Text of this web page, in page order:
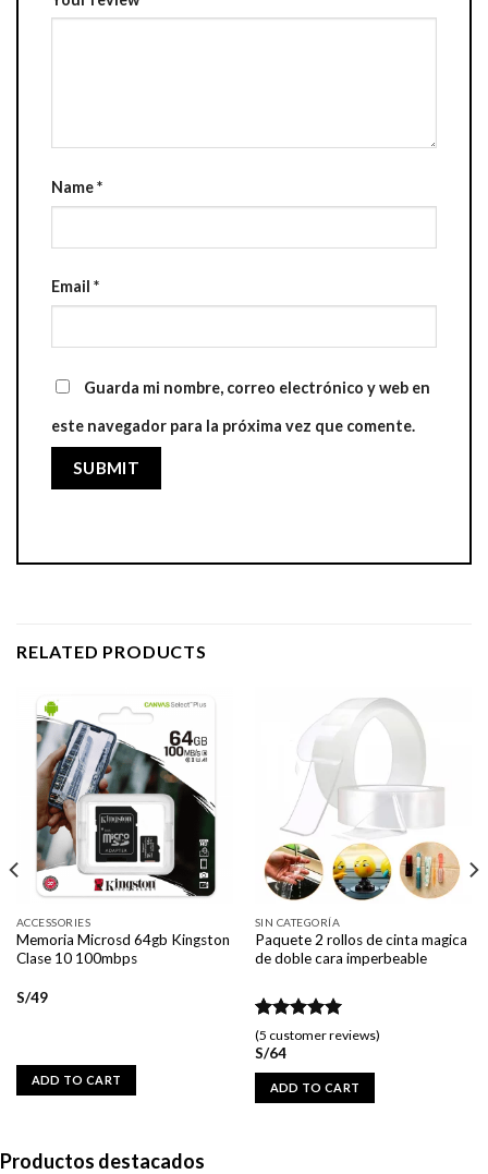
Name*
Email *
Guarda mi nombre, correo electrónico y web en
este navegador para la próxima vez que comente.
RELATED PRODUCTS
ACCESSORIES
Memoria Microsd 64gb Kingston
Clase 10 100mbps
S/49
ADD TO CART
SIN CATEGORÍA
Paquete 2 rollos de cinta magica
de doble cara imperbeable
Rated5.00
out of 5
5
customer
ratings
(5 customer reviews)
S/64
ADD TO CART
Productos destacados